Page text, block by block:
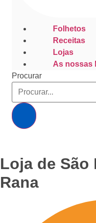
Folhetos
Receitas
Lojas
As nossas
Procurar
Loja de São
Rana